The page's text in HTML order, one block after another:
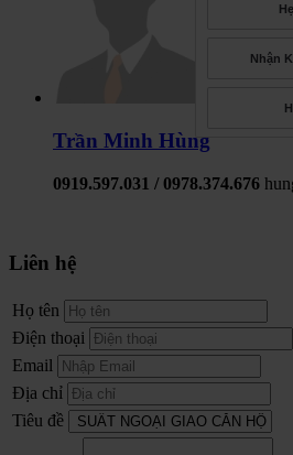
Nhận
Trần Minh Hùng
0919.597.031 / 0978.374.676
Liên hệ
Họ tên
Điện thoại
Email
Địa chỉ
Tiêu đề